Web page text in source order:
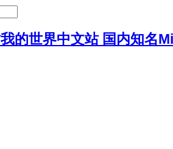
我的世界中文站 国内知名